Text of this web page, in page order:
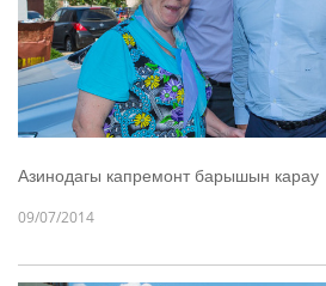
Азинодагы капремонт барышын карау
09/07/2014